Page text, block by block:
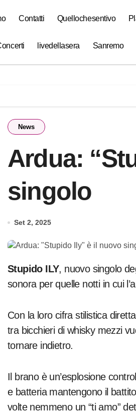
Contatti Quellochesentivo
livedellasera Sanremo
News
Ardua:
singolo
Set 2, 2025
Stupido ILY, nuovo singolo
sonora per quelle notti in cui
Con la loro cifra stilistica
tra bicchieri di whisky mezzi
tornare indietro.
Il brano è un’esplosione
e batteria mantengono il
volte nemmeno un “ti amo”